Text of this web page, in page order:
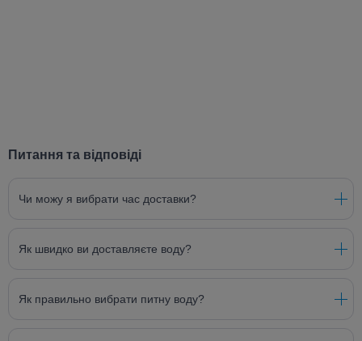
Питання та відповіді
Чи можу я вибрати час доставки?
Як швидко ви доставляєте воду?
Як правильно вибрати питну воду?